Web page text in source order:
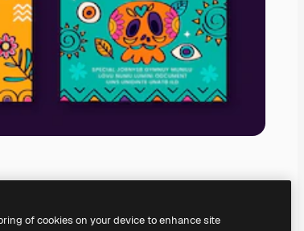
of cookies on your device to enhance site